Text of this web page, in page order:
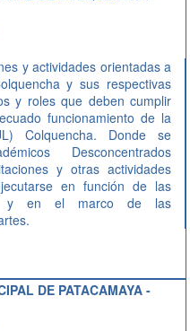
y actividades orientadas a
y sus respectivas
y roles que deben cumplir
funcionamiento de la
Colquencha. Donde se
Desconcentrados
y otras actividades
en función de las
y en el marco de las
DE PATACAMAYA -